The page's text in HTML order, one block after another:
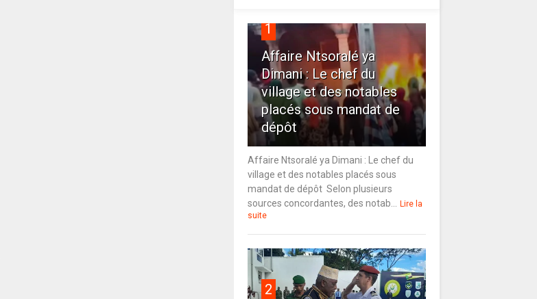
1
Affaire Ntsoralé ya
Dimani : Le chef du
village et des notables
placés sous mandat de
dépôt
Affaire Ntsoralé ya Dimani : Le chef du
village et des notables placés sous
mandat de dépôt Selon plusieurs
sources concordantes, des notab...
Lire la
suite
2